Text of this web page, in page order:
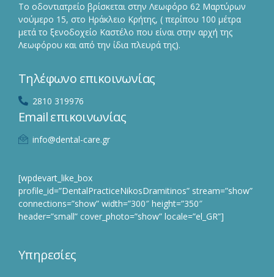
Το οδοντιατρείο βρίσκεται στην Λεωφόρο 62 Μαρτύρων
νούμερο 15, στο Ηράκλειο Κρήτης, ( περίπου 100 μέτρα
μετά το ξενοδοχείο Καστέλο που είναι στην αρχή της
Λεωφόρου και από την ίδια πλευρά της).
Τηλέφωνο επικοινωνίας
2810 319976
Email επικοινωνίας
info@dental-care.gr
[wpdevart_like_box
profile_id=”DentalPracticeNikosDramitinos” stream=”show”
connections=”show” width=”300″ height=”350″
header=”small” cover_photo=”show” locale=”el_GR”]
Υπηρεσίες